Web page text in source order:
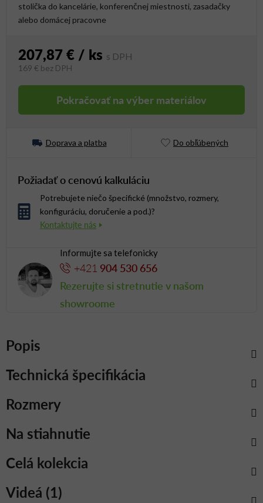
stolička do kancelárie, konferenčnej miestnosti, zasadačky
alebo domácej pracovne
207,87 € / ks
169 € bez DPH
Pokračovať na výber materiálov
Doprava a platba Do obľúbených
Požiadať o cenovú kalkuláciu
Potrebujete niečo špecifické (množstvo, rozmery,
konfiguráciu, doručenie a pod.)?
Informujte sa telefonicky
+421 904 530 656
Rezerujte si stretnutie v našom
showroome
Popis
Na stiahnutie
Videá (1)
Celá kolekcia
Rozmery
Technická špecifikácia